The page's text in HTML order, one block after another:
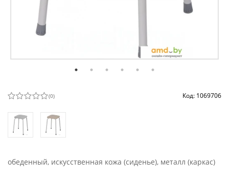
(0) Код: 1069706
обеденный, искусственная кожа (сиденье), металл (каркас)